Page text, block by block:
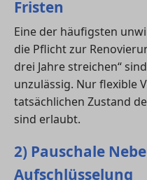
Fristen
Eine der häufigsten
die Pflicht zur
drei Jahre streichen“
unzulässig. Nur flexible
tatsächlichen Zustand
sind erlaubt.
2) Pauschale
Aufschlüsselung